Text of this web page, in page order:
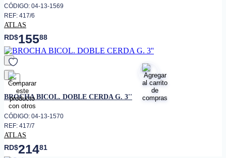
CÓDIGO: 04-13-1569
REF: 417/6
ATLAS
RD$15588
favorito
BROCHA BICOL. DOBLE CERDA G. 3''
CÓDIGO: 04-13-1570
REF: 417/7
ATLAS
RD$21481